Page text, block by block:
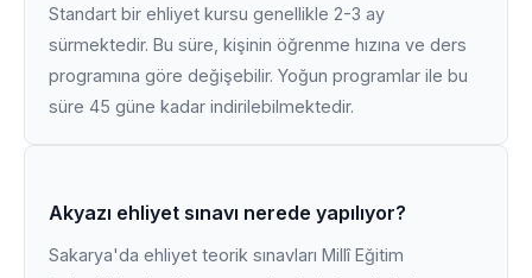
Standart bir ehliyet kursu genellikle 2-3 ay
sürmektedir. Bu süre, kişinin öğrenme hızına ve ders
programına göre değişebilir. Yoğun programlar ile bu
süre 45 güne kadar indirilebilmektedir.
Akyazı ehliyet sınavı nerede yapılıyor?
Sakarya'da ehliyet teorik sınavları Millî Eğitim